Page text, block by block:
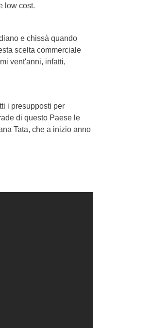
low cost.
e chissà quando
scelta commerciale
vent'anni, infatti,
i presupposti per
di questo Paese le
Tata, che a inizio anno